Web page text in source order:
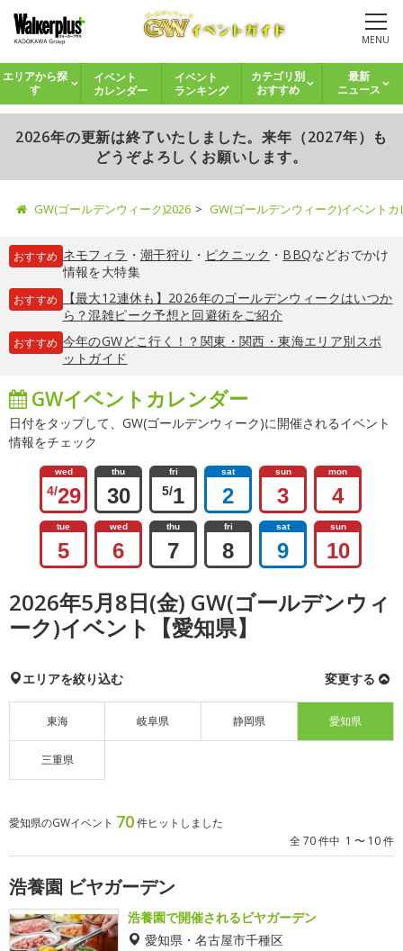
MENU
エリアから探
す
イベント
カレンダー
イベント
ランキング
カテゴリ別
おすすめ
最新
ニュース
2026年の更新は終了いたしました。来年（2027年）も
どうぞよろしくお願いします。
GW(ゴールデンウィーク)2026 GW(ゴールデンウィーク)イベント
おすすめ ネモフィラ ・ 潮干狩り ・ ピクニック ・ BBQなどおでかけ
情報を大特集
おすすめ
【最大12連休も】2026年のゴールデンウィークはいつか
ら？混雑ピーク予想と回避術をご紹介
おすすめ 今年のGWどこ行く！？関東・関西・東海エリア別スポ
ットガイド
GWイベントカレンダー
日付をタップして、GW(ゴールデンウィーク)に開催されるイベント
情報をチェック
wed
4/29
thu
30
fri
5/1
sat
2
sun
3
mon
4
tue
5
wed
6
thu
7
fri
8
sat
9
sun
10
2026年5月8日(金) GW(ゴールデンウィ
ーク)イベント【愛知県】
エリアを絞り込む 変更する
東海 岐阜県 静岡県 愛知県
三重県
愛知県のGWイベント 70件ヒットしました
全 70 件中 1 〜 10 件
浩養園 ビヤガーデン
浩養園で開催されるビヤガーデン
愛知県・名古屋市千種区